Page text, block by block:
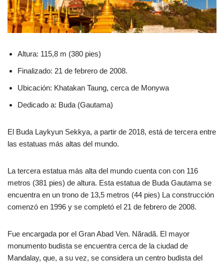
Altura: 115,8 m (380 pies)
Finalizado: 21 de febrero de 2008.
Ubicación: Khatakan Taung, cerca de Monywa
Dedicado a: Buda (Gautama)
El Buda Laykyun Sekkya, a partir de 2018, está de tercera entre
las estatuas más altas del mundo.
La tercera estatua más alta del mundo cuenta con con 116
metros (381 pies) de altura. Esta estatua de Buda Gautama se
encuentra en un trono de 13,5 metros (44 pies) La construcción
comenzó en 1996 y se completó el 21 de febrero de 2008.
Fue encargada por el Gran Abad Ven. Nãradã. El mayor
monumento budista se encuentra cerca de la ciudad de
Mandalay, que, a su vez, se considera un centro budista del